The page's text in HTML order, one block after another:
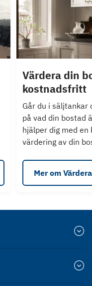
Värdera din
kostnadsfritt
Går du i säljtankar
på vad din bostad
hjälper dig med en
värdering av din
Mer om